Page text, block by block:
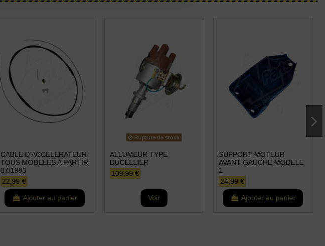
CABLE D'ACCELERATEUR
TOUS MODELES A PARTIR
07/1983
22,99 €
Ajouter au panier
Rupture de stock
ALLUMEUR TYPE
DUCELLIER
109,99 €
Voir
SUPPORT MOTEUR
AVANT GAUCHE MODELE
1
24,99 €
Ajouter au panier